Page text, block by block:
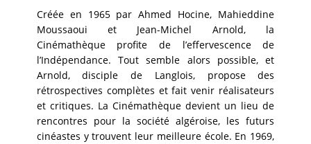
Créée en 1965 par Ahmed Hocine, Mahieddine
Moussaoui et Jean-Michel Arnold, la
Cinémathèque profite de l’effervescence de
l’Indépendance. Tout semble alors possible, et
Arnold, disciple de Langlois, propose des
rétrospectives complètes et fait venir réalisateurs
et critiques. La Cinémathèque devient un lieu de
rencontres pour la société algéroise, les futurs
cinéastes y trouvent leur meilleure école. En 1969,